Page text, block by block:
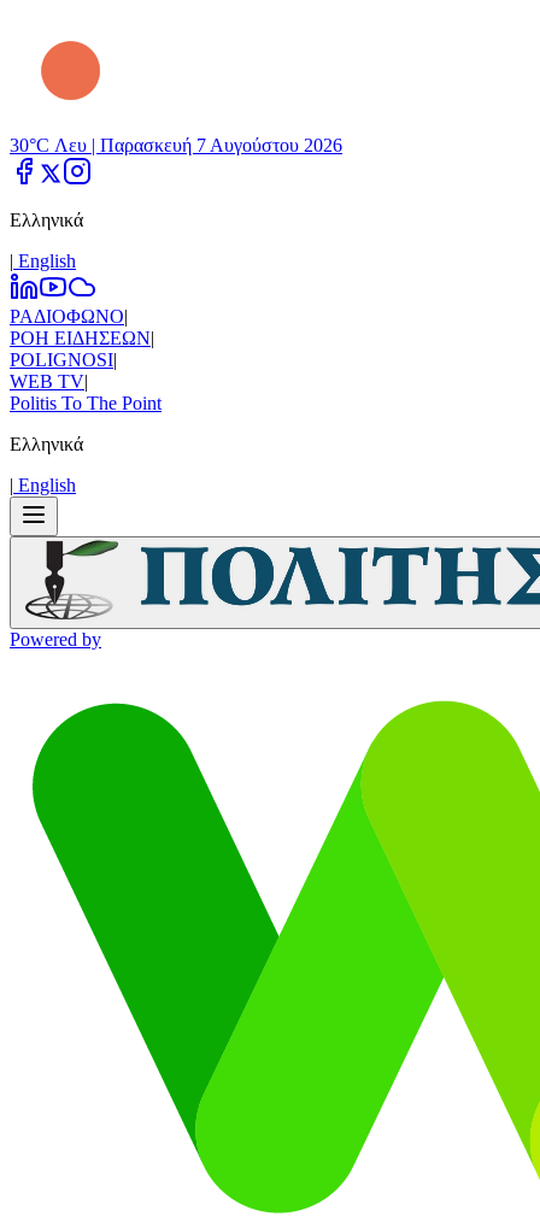
30°C Λευ | Παρασκευή 7 Αυγούστου 2026
Ελληνικά
| Εnglish
ΡΑΔΙΟΦΩΝΟ|
ΡΟΗ ΕΙΔΗΣΕΩΝ|
POLIGNOSI|
WEB TV|
Politis To The Point
Ελληνικά
| Εnglish
Powered by